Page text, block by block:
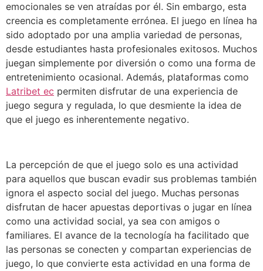
emocionales se ven atraídas por él. Sin embargo, esta
creencia es completamente errónea. El juego en línea ha
sido adoptado por una amplia variedad de personas,
desde estudiantes hasta profesionales exitosos. Muchos
juegan simplemente por diversión o como una forma de
entretenimiento ocasional. Además, plataformas como
Latribet ec permiten disfrutar de una experiencia de
juego segura y regulada, lo que desmiente la idea de
que el juego es inherentemente negativo.
La percepción de que el juego solo es una actividad
para aquellos que buscan evadir sus problemas también
ignora el aspecto social del juego. Muchas personas
disfrutan de hacer apuestas deportivas o jugar en línea
como una actividad social, ya sea con amigos o
familiares. El avance de la tecnología ha facilitado que
las personas se conecten y compartan experiencias de
juego, lo que convierte esta actividad en una forma de